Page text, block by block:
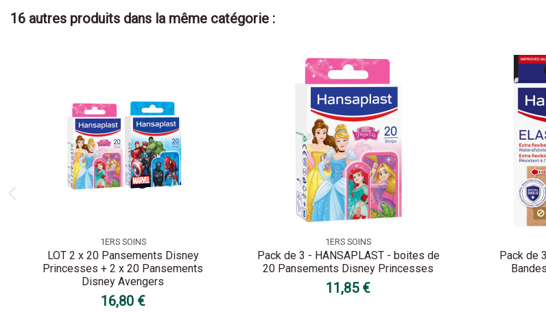
16 autres produits dans la même catégorie :
1ERS SOINS
LOT 2 x 20 Pansements Disney
Princesses + 2 x 20 Pansements
Disney Avengers
16,80 €
1ERS SOINS
Pack de 3 - HANSAPLAST - boites de
20 Pansements Disney Princesses
11,85 €
Pack de